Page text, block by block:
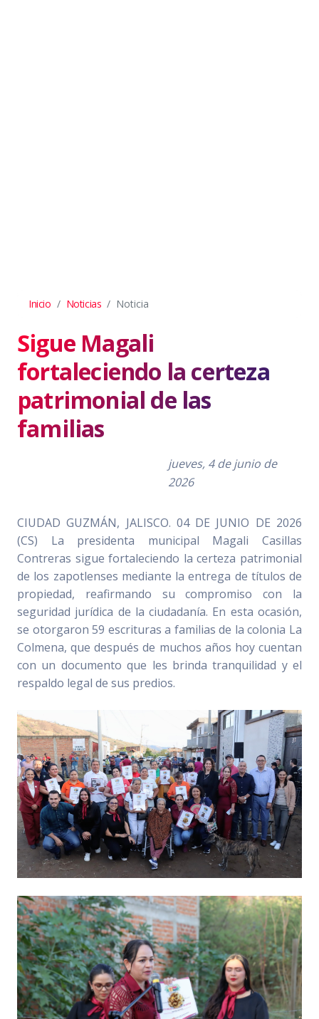
Inicio Noticias Noticia
Sigue Magali
fortaleciendo la certeza
patrimonial de las
familias
jueves, 4 de junio de
2026
CIUDAD GUZMÁN, JALISCO. 04 DE JUNIO DE 2026
(CS) La presidenta municipal Magali Casillas
Contreras sigue fortaleciendo la certeza patrimonial
de los zapotlenses mediante la entrega de títulos de
propiedad, reafirmando su compromiso con la
seguridad jurídica de la ciudadanía. En esta ocasión,
se otorgaron 59 escrituras a familias de la colonia La
Colmena, que después de muchos años hoy cuentan
con un documento que les brinda tranquilidad y el
respaldo legal de sus predios.